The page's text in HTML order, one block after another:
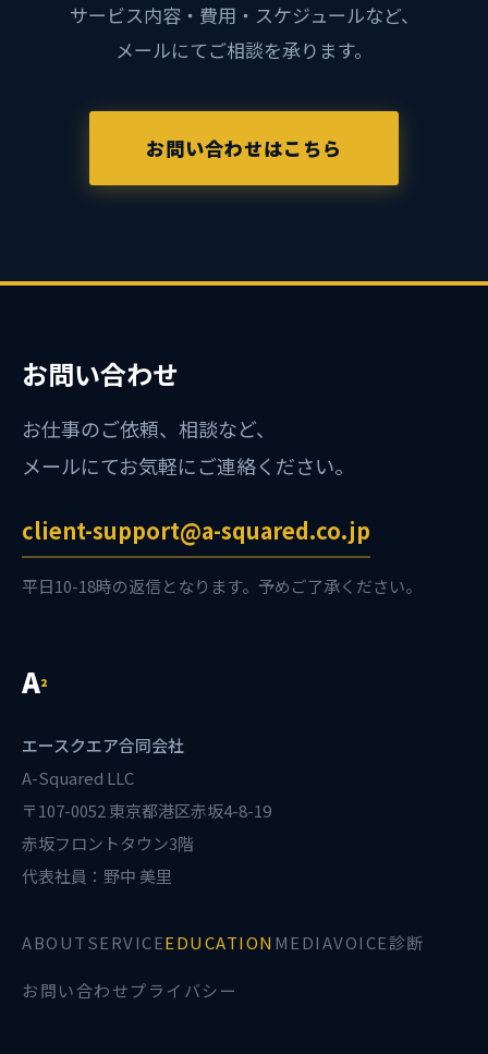
サービス内容・費用・スケジュールなど、
メールにてご相談を承ります。
お問い合わせはこちら
お問い合わせ
お仕事のご依頼、相談など、
メールにてお気軽にご連絡ください。
client-support@a-squared.co.jp
平日10-18時の返信となります。予めご了承ください。
A²
エースクエア合同会社
A-Squared LLC
〒107-0052 東京都港区赤坂4-8-19
赤坂フロントタウン3階
代表社員：野中 美里
ABOUTSERVICEEDUCATION MEDIAVOICE診断
お問い合わせプライバシー